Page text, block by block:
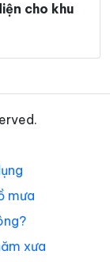
cho khu
mưa
xưa